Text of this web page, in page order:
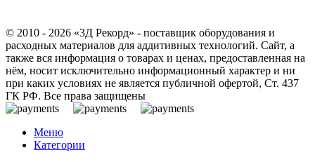
© 2010 - 2026 «3Д Рекорд» - поставщик оборудования и
расходных материалов для аддитивных технологий. Сайт, а
также вся информация о товарах и ценах, предоставленная на
нём, носит исключительно информационный характер и ни
при каких условиях не является публичной офертой, Ст. 437
ГК РФ. Все права защищены
Меню
Категории